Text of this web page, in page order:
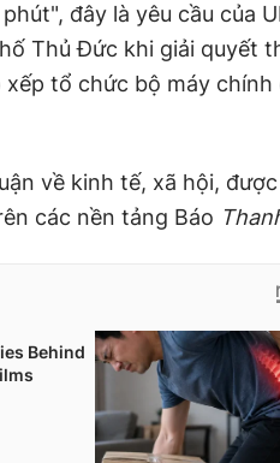
đây là yêu cầu của
Thủ Đức khi giải quyết
tổ chức bộ máy chính
về kinh tế, xã hội,
các nền tảng Báo